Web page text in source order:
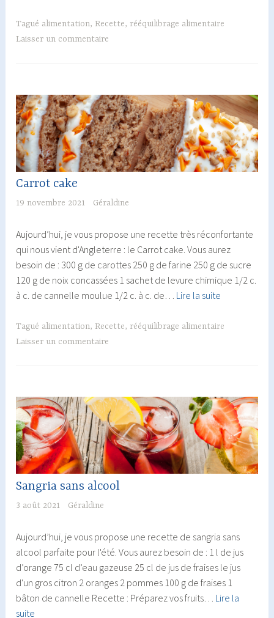
patates
douces
Tagué alimentation, Recette, rééquilibrage alimentaire
Laisser un commentaire
Carrot cake
19 novembre 2021 Géraldine
Aujourd’hui, je vous propose une recette très réconfortante
qui nous vient d'Angleterre : le Carrot cake. Vous aurez
besoin de : 300 g de carottes 250 g de farine 250 g de sucre
120 g de noix concassées 1 sachet de levure chimique 1/2 c.
à c. de cannelle moulue 1/2 c. à c. de… Lire la suite
Tagué alimentation, Recette, rééquilibrage alimentaire
Laisser un commentaire
Sangria sans alcool
3 août 2021 Géraldine
Aujourd’hui, je vous propose une recette de sangria sans
alcool parfaite pour l'été. Vous aurez besoin de : 1 l de jus
d’orange 75 cl d’eau gazeuse 25 cl de jus de fraises le jus
d'un gros citron 2 oranges 2 pommes 100 g de fraises 1
bâton de cannelle Recette : Préparez vos fruits… Lire la
suite